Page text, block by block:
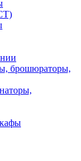
брошюраторы,